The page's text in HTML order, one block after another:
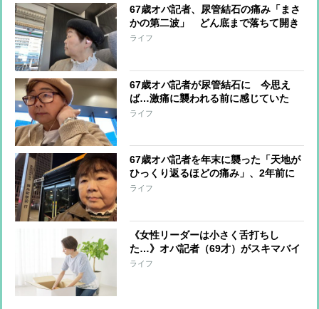
67歳オバ記者、尿管結石の痛み「まさ
かの第二波」 どん底まで落ちて開き
直る…そのあととった行動とは？
ライフ
67歳オバ記者が尿管結石に 今思え
ば…激痛に襲われる前に感じていた
数々の“異変”
ライフ
67歳オバ記者を年末に襲った「天地が
ひっくり返るほどの痛み」、2年前に
は境界悪性腫瘍との診断 かかりつけ
ライフ
《女性リーダーは小さく舌打ちし
た…》オバ記者（69才）がスキマバイ
トに挑戦「私に肉体労働をする資格は
ライフ